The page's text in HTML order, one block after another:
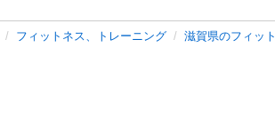
フィットネス、トレーニング 滋賀県のフィッ